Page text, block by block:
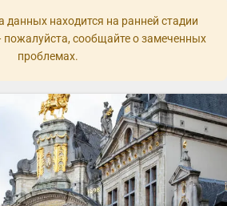
находится на ранней стадии
пожалуйста, сообщайте о замеченных
проблемах.